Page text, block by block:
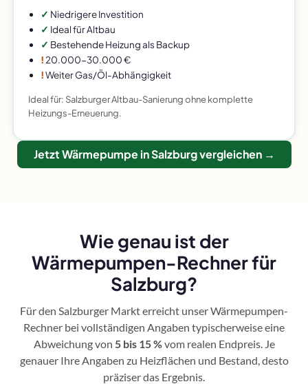
✓ Niedrigere Investition
✓ Ideal für Altbau
✓ Bestehende Heizung als Backup
!20.000-30.000 €
!Weiter Gas/Öl-Abhängigkeit
Ideal für: Salzburger Altbau-Sanierung ohne komplette
Heizungs-Erneuerung.
Jetzt Wärmepumpe in Salzburg vergleichen →
Wie genau ist der
Wärmepumpen-Rechner für
Salzburg?
Für den Salzburger Markt erreicht unser Wärmepumpen-
Rechner bei vollständigen Angaben typischerweise eine
Abweichung von 5 bis 15 %vom realen Endpreis. Je
genauer Ihre Angaben zu Heizflächen und Bestand, desto
präziser das Ergebnis.